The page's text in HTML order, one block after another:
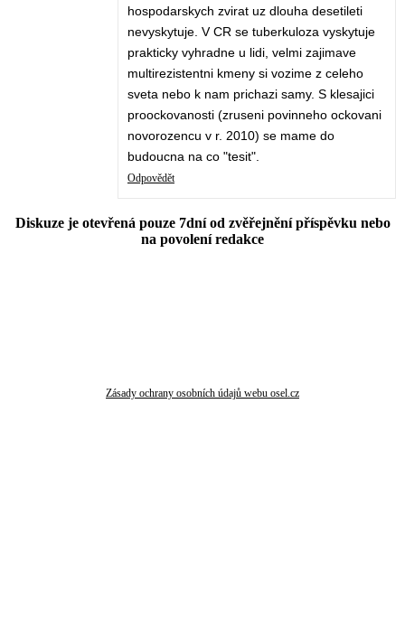
hospodarskych zvirat uz dlouha desetileti
nevyskytuje. V CR se tuberkuloza vyskytuje
prakticky vyhradne u lidi, velmi zajimave
multirezistentni kmeny si vozime z celeho
sveta nebo k nam prichazi samy. S klesajici
proockovanosti (zruseni povinneho ockovani
novorozencu v r. 2010) se mame do
budoucna na co "tesit".
Odpovědět
Diskuze je otevřená pouze 7dní od zvěřejnění příspěvku nebo
na povolení redakce
Zásady ochrany osobních údajů webu osel.cz